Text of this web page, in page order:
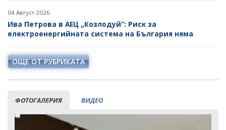
04 Август 2026
Ива Петрова в АЕЦ „Козлодуй“: Риск за
електроенергийната система на България няма
ОЩЕ ОТ РУБРИКАТА
ФОТОГАЛЕРИЯ ВИДЕО